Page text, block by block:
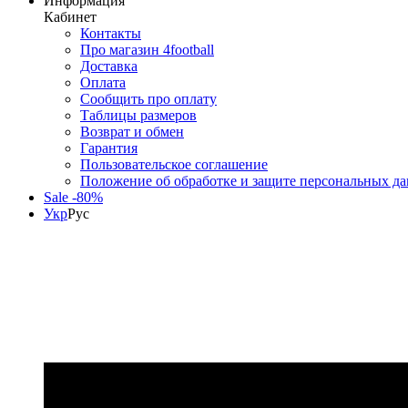
Кабинет
Контакты
Про магазин 4football
Доставка
Оплата
Сообщить про оплату
Таблицы размеров
Возврат и обмен
Гарантия
Пользовательское соглашение
Положение об обработке и защите персональных
Sale -80%
УкрРус